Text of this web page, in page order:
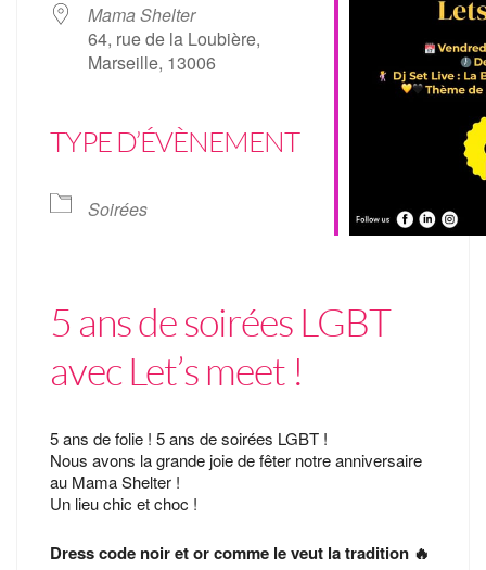
Mama Shelter
64, rue de la Loubière,
Marseille, 13006
TYPE D’ÉVÈNEMENT
Soirées
5 ans de soirées LGBT
avec Let’s meet !
5 ans de folie ! 5 ans de soirées LGBT !
Nous avons la grande joie de fêter notre anniversaire
au Mama Shelter !
Un lieu chic et choc !
Dress code noir et or comme le veut la tradition 🔥